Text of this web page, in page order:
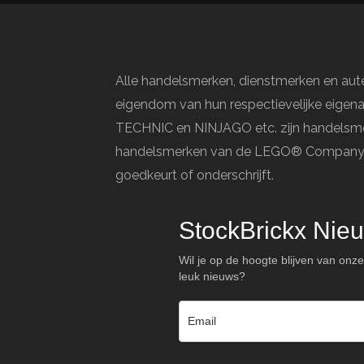
Alle handelsmerken, dienstmerken en
eigendom van hun respectievelijke
TECHNIC en NINJAGO etc. zijn
handelsmerken van de LEGO®
goedkeurt of onderschrijft.
StockBrickx
Wil je op de hoogte blijven van
leuk nieuws?